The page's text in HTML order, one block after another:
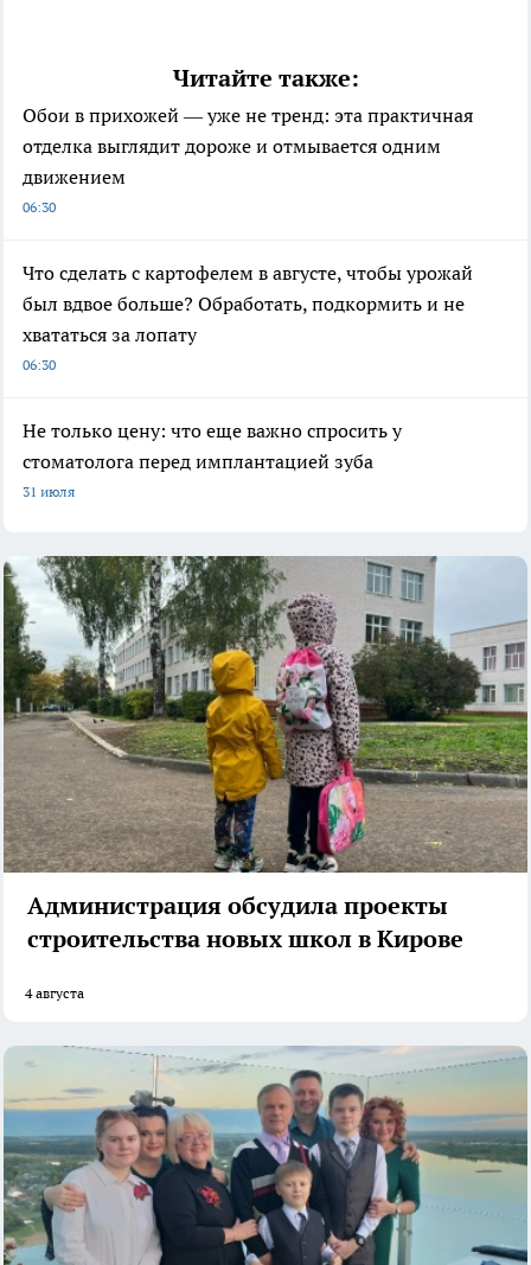
Читайте также:
Обои в прихожей — уже не тренд: эта практичная
отделка выглядит дороже и отмывается одним
движением
06:30
Что сделать с картофелем в августе, чтобы урожай
был вдвое больше? Обработать, подкормить и не
хвататься за лопату
06:30
Не только цену: что еще важно спросить у
стоматолога перед имплантацией зуба
31 июля
Администрация обсудила проекты
строительства новых школ в Кирове
4 августа